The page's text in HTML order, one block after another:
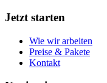
Jetzt starten
Wie wir arbeiten
Preise & Pakete
Kontakt